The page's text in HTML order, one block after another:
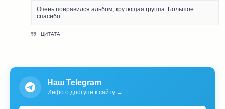
Очень понравился альбом, крутющая группа. Большое
спасибо
ЦИТАТА
Наш Telegram
Инфо о доступе к сайту →